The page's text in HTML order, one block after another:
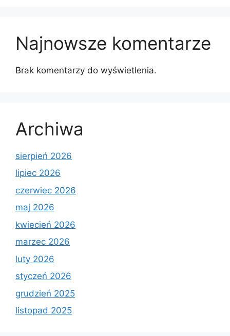
Najnowsze komentarze
Brak komentarzy do wyświetlenia.
Archiwa
sierpień 2026
lipiec 2026
czerwiec 2026
maj 2026
kwiecień 2026
marzec 2026
luty 2026
styczeń 2026
grudzień 2025
listopad 2025